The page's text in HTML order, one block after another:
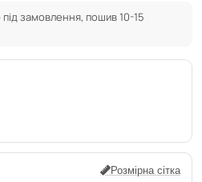
замовлення, пошив 10-15
Розмірна сітка